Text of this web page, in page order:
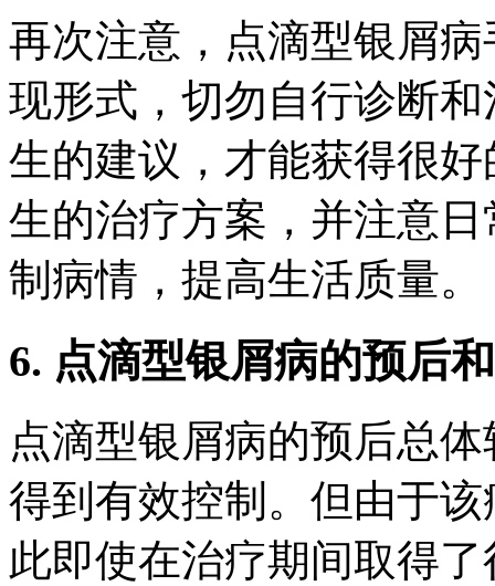
再次注意，点滴型银屑
现形式，切勿自行诊断
生的建议，才能获得很
生的治疗方案，并注意
制病情，提高生活质量。
6. 点滴型银屑病的预后
点滴型银屑病的预后总
得到有效控制。但由于
此即使在治疗期间取得